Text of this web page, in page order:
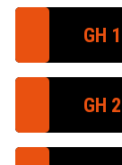
GH 1
§ 1.A
présent
de grande
GH 2
En